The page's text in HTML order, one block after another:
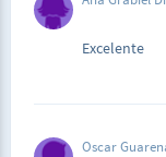
Excelente
Oscar